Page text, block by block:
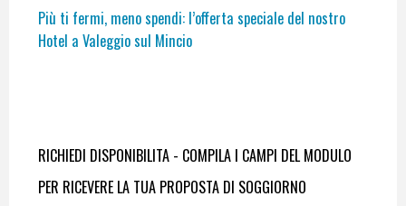
Più ti fermi, meno spendi: l’offerta speciale del nostro
Hotel a Valeggio sul Mincio
RICHIEDI DISPONIBILITA - COMPILA I CAMPI DEL MODULO
PER RICEVERE LA TUA PROPOSTA DI SOGGIORNO